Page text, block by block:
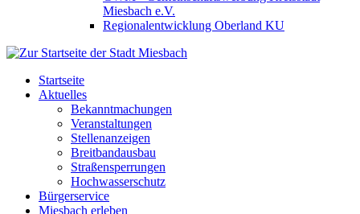
Miesbach e.V.
Regionalentwicklung Oberland KU
Startseite
Aktuelles
Bekanntmachungen
Veranstaltungen
Stellenanzeigen
Breitbandausbau
Straßensperrungen
Hochwasserschutz
Bürgerservice
Miesbach erleben